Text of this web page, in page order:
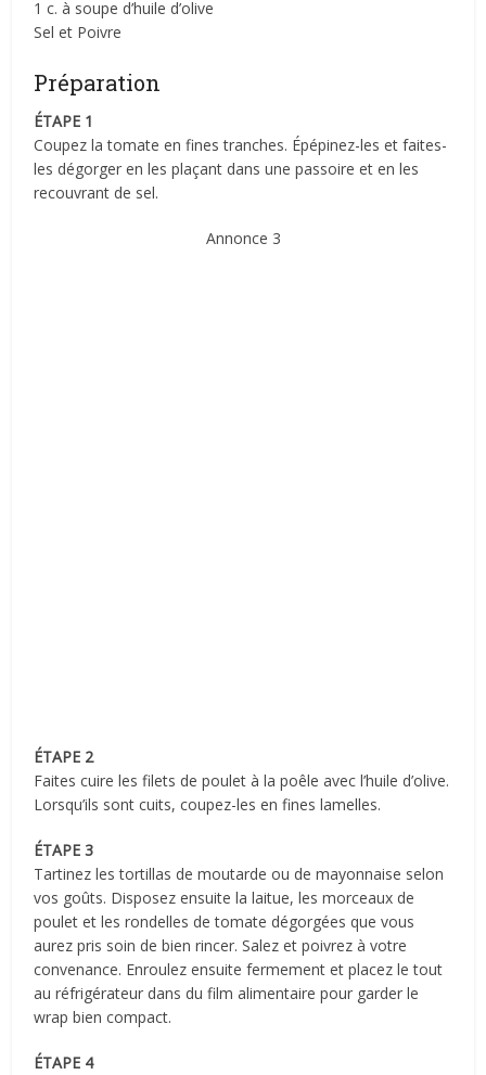
1 c. à soupe d’huile d’olive
Sel et Poivre
Préparation
ÉTAPE 1
Coupez la tomate en fines tranches. Épépinez-les et faites-
les dégorger en les plaçant dans une passoire et en les
recouvrant de sel.
Annonce 3
ÉTAPE 2
Faites cuire les filets de poulet à la poêle avec l’huile d’olive.
Lorsqu’ils sont cuits, coupez-les en fines lamelles.
ÉTAPE 3
Tartinez les tortillas de moutarde ou de mayonnaise selon
vos goûts. Disposez ensuite la laitue, les morceaux de
poulet et les rondelles de tomate dégorgées que vous
aurez pris soin de bien rincer. Salez et poivrez à votre
convenance. Enroulez ensuite fermement et placez le tout
au réfrigérateur dans du film alimentaire pour garder le
wrap bien compact.
ÉTAPE 4